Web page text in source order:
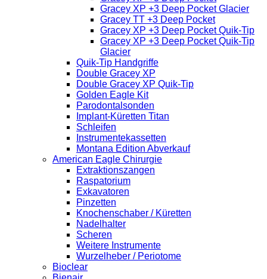
Gracey XP +3 Deep Pocket Glacier
Gracey TT +3 Deep Pocket
Gracey XP +3 Deep Pocket Quik-Tip
Gracey XP +3 Deep Pocket Quik-Tip
Glacier
Quik-Tip Handgriffe
Double Gracey XP
Double Gracey XP Quik-Tip
Golden Eagle Kit
Parodontalsonden
Implant-Küretten Titan
Schleifen
Instrumentekassetten
Montana Edition Abverkauf
American Eagle Chirurgie
Extraktionszangen
Raspatorium
Exkavatoren
Pinzetten
Knochenschaber / Küretten
Nadelhalter
Scheren
Weitere Instrumente
Wurzelheber / Periotome
Bioclear